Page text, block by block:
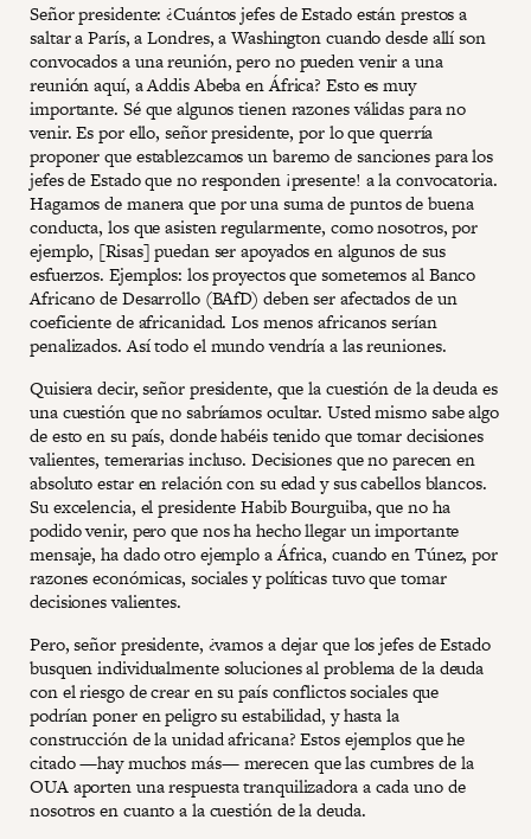
Señor presidente: ¿Cuántos jefes de Estado están prestos a
saltar a París, a Londres, a Washington cuando desde allí son
convocados a una reunión, pero no pueden venir a una
reunión aquí, a Addis Abeba en África? Esto es muy
importante. Sé que algunos tienen razones válidas para no
venir. Es por ello, señor presidente, por lo que querría
proponer que establezcamos un baremo de sanciones para los
jefes de Estado que no responden ¡presente! a la convocatoria.
Hagamos de manera que por una suma de puntos de buena
conducta, los que asisten regularmente, como nosotros, por
ejemplo, [Risas] puedan ser apoyados en algunos de sus
esfuerzos. Ejemplos: los proyectos que sometemos al Banco
Africano de Desarrollo (BAfD) deben ser afectados de un
coeficiente de africanidad. Los menos africanos serían
penalizados. Así todo el mundo vendría a las reuniones.
Quisiera decir, señor presidente, que la cuestión de la deuda es
una cuestión que no sabríamos ocultar. Usted mismo sabe algo
de esto en su país, donde habéis tenido que tomar decisiones
valientes, temerarias incluso. Decisiones que no parecen en
absoluto estar en relación con su edad y sus cabellos blancos.
Su excelencia, el presidente Habib Bourguiba, que no ha
podido venir, pero que nos ha hecho llegar un importante
mensaje, ha dado otro ejemplo a África, cuando en Túnez, por
razones económicas, sociales y políticas tuvo que tomar
decisiones valientes.
Pero, señor presidente, ¿vamos a dejar que los jefes de Estado
busquen individualmente soluciones al problema de la deuda
con el riesgo de crear en su país conflictos sociales que
podrían poner en peligro su estabilidad, y hasta la
construcción de la unidad africana? Estos ejemplos que he
citado —hay muchos más— merecen que las cumbres de la
OUA aporten una respuesta tranquilizadora a cada uno de
nosotros en cuanto a la cuestión de la deuda.